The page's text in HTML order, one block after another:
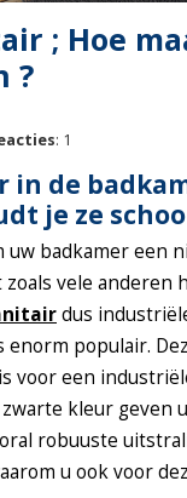
; Hoe
?
: 1
in de
je ze
badkamer een
vele anderen
dus
enorm populair.
voor een
kleur geven
robuuste
u ook voor